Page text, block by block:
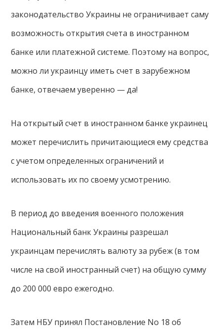
законодательство Украины не ограничивает саму
возможность открытия счета в иностранном
банке или платежной системе. Поэтому на вопрос,
можно ли украинцу иметь счет в зарубежном
банке, отвечаем уверенно — да!
На открытый счет в иностранном банке украинец
может перечислить причитающиеся ему средства
с учетом определенных ограничений и
использовать их по своему усмотрению.
В период до введения военного положения
Национальный банк Украины разрешал
украинцам перечислять валюту за рубеж (в том
числе на свой иностранный счет) на общую сумму
до 200 000 евро ежегодно.
Затем НБУ принял Постановление No 18 об